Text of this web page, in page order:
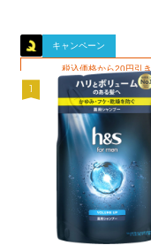
キャンペーン
税込価格から20円引き